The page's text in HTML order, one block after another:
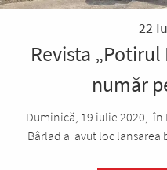
22
Revista
număr
Duminică, 19 iulie 2020,
Bârlad a avut loc lansarea